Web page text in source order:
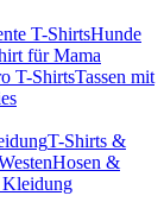
T-ShirtsHunde
für Mama
T-ShirtsTassen mit
T-Shirts &
Hosen &